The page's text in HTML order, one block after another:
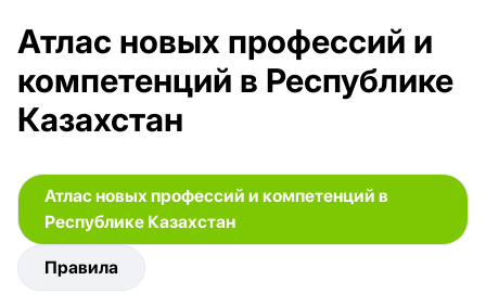
Атлас новых профессий и
компетенций в Республике
Казахстан
Атлас новых профессий и компетенций в
Республике Казахстан
Правила